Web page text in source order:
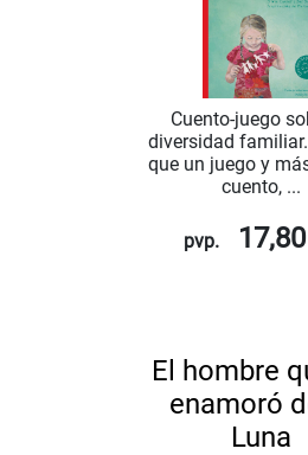
Cuento-juego
diversidad
que un juego y
cuento, ...
pvp.
El hombre
enamoró
Luna